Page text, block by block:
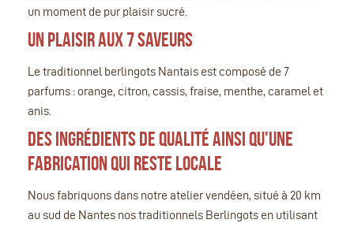
un moment de pur plaisir sucré.
Un plaisir aux 7 saveurs
Le traditionnel berlingots Nantais est composé de 7
parfums : orange, citron, cassis, fraise, menthe, caramel et
anis.
Des ingrédients de qualité ainsi qu'une
fabrication qui reste locale
Nous fabriquons dans notre atelier vendéen, situé à 20 km
au sud de Nantes nos traditionnels Berlingots en utilisant